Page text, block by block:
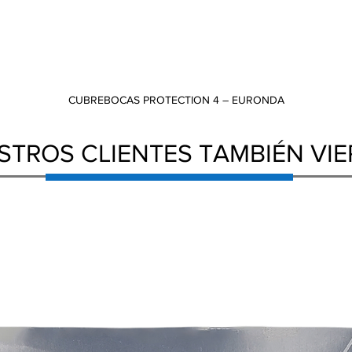
Vista rápida
CUBREBOCAS PROTECTION 4 – EURONDA
CLIENTES TAMBIÉN